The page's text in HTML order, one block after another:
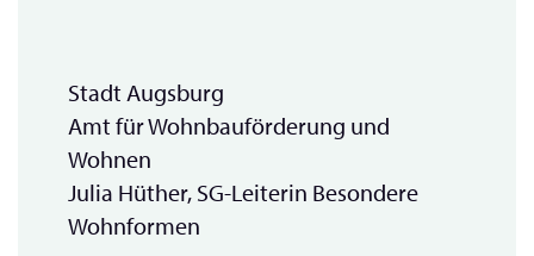
Stadt Augsburg
Amt für Wohnbauförderung und
Wohnen
Julia Hüther, SG-Leiterin Besondere
Wohnformen